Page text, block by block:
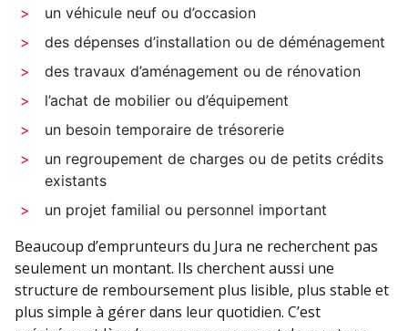
un véhicule neuf ou d’occasion
des dépenses d’installation ou de déménagement
des travaux d’aménagement ou de rénovation
l’achat de mobilier ou d’équipement
un besoin temporaire de trésorerie
un regroupement de charges ou de petits crédits
existants
un projet familial ou personnel important
Beaucoup d’emprunteurs du Jura ne recherchent pas
seulement un montant. Ils cherchent aussi une
structure de remboursement plus lisible, plus stable et
plus simple à gérer dans leur quotidien. C’est